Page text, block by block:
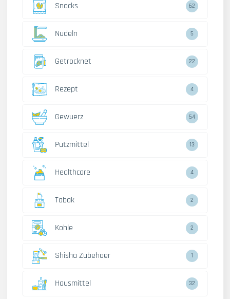
Snacks 62
Nudeln 5
Getrocknet 22
Rezept 4
Gewuerz 54
Putzmittel 13
Healthcare 4
Tabak 2
Kohle 2
Shisha Zubehoer 1
Hausmittel 32